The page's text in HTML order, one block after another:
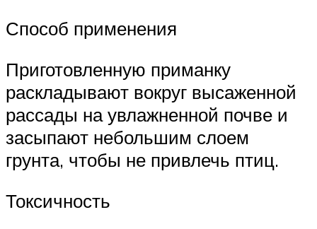
Способ применения
Приготовленную приманку
раскладывают вокруг высаженной
рассады на увлажненной почве и
засыпают небольшим слоем
грунта, чтобы не привлечь птиц.
Токсичность